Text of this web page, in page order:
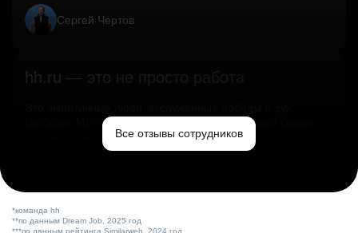
Сергей Чертов
hh.ru — это не просто работа
свободы. Мы помогаем миру и создаём лучший сервис
по поиску работы в стране.Все отзывы сотрудников
*команда hh
**по данным Dream Job, 2025 год
***по данным рейтинга Similarweb, 2024 год